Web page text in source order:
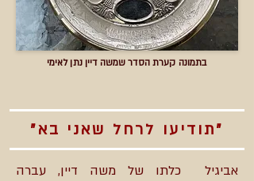
בתמונה קערת הסדר שמשה דיין נתן לאימי
"תודיעו לרחל שאני בא"
אביגיל כלתו של משה דיין, עברה